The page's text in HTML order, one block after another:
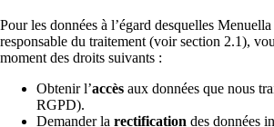
Pour les données à l’égard desquelles
responsable du traitement (voir section 2.1),
moment des droits suivants :
Obtenir l’accès aux données que nous
RGPD).
Demander la rectification des données